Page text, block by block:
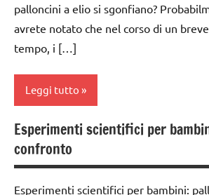
scienze:
fisica e
chimica
TUTTI GLI
ARGOMENTI
TUTTI GLI
ARTICOLI
medie
dai
3 ai
anni
6
anni
ESPERIMENTI
SCIENTIFICI
3a
classe
dai
6
palloncini a elio si sgonfiano?
avrete notato che nel corso di un
tempo, i […]
Leggi tutto
classe
1a
Esperimenti scientifici per
confronto
Esperimenti scientifici per bambini: